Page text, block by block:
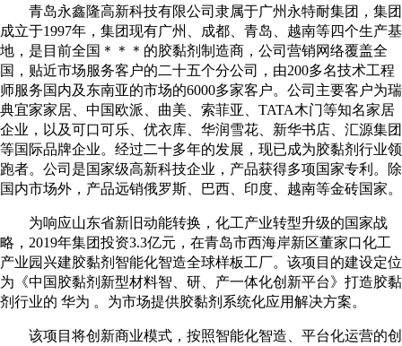
青岛永鑫隆高新科技有限公司隶属于广州永特耐集团，集团
成立于1997年，集团现有广州、成都、青岛、越南等四个生产基
地，是目前全国＊＊＊的胶黏剂制造商，公司营销网络覆盖全
国，贴近市场服务客户的二十五个分公司，由200多名技术工程
师服务国内及东南亚的市场的6000多家客户。公司主要客户为瑞
典宜家家居、中国欧派、曲美、索菲亚、TATA木门等知名家居
企业，以及可口可乐、优衣库、华润雪花、新华书店、汇源集团
等国际品牌企业。经过二十多年的发展，现已成为胶黏剂行业领
跑者。公司是国家级高新科技企业，产品获得多项国家专利。除
国内市场外，产品远销俄罗斯、巴西、印度、越南等金砖国家。
为响应山东省新旧动能转换，化工产业转型升级的国家战
略，2019年集团投资3.3亿元，在青岛市西海岸新区董家口化工
产业园兴建胶黏剂智能化智造全球样板工厂。该项目的建设定位
为《中国胶黏剂新型材料智、研、产一体化创新平台》打造胶黏
剂行业的 华为 。为市场提供胶黏剂系统化应用解决方案。
该项目将创新商业模式，按照智能化智造、平台化运营的创